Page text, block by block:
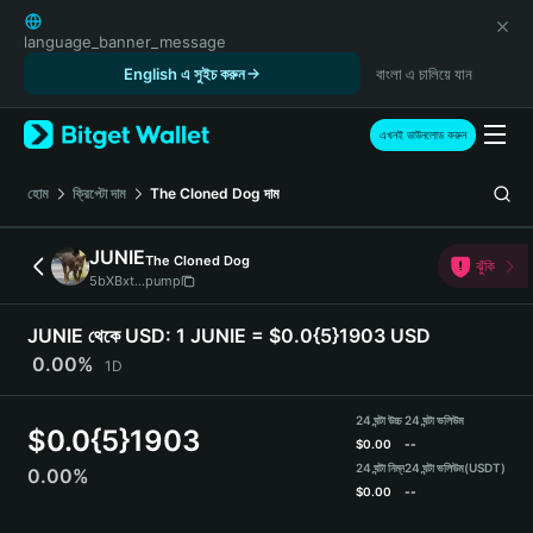
English
日本語
Русский
Español (Latinoamérica)
Türkçe
Italiano
简体中文
繁體中文
Português (Portugal)
Bahasa Indonesia
Español
language_banner_message
English এ সুইচ করুন
বাংলা এ চালিয়ে যান
এখনই ডাউনলোড করুন
হোম ক্রিপ্টো দাম The Cloned Dog দাম
JUNIEThe Cloned Dog
5bXBxt...pump
ঝুঁকি
JUNIE থেকে USD: 1 JUNIE = $0.0{5}1903 USD
0.00%
1D
$0.0{5}1903
0.00%
24 ঘন্টা উচ্চ
$0.00
24 ঘন্টা নিম্ন
$0.00
24 ঘন্টা ভলিউম
--
24 ঘন্টা ভলিউম(USDT)
--